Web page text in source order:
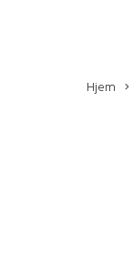
Hjem